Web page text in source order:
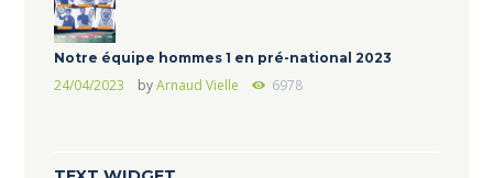
Notre équipe hommes 1 en pré-national 2023
24/04/2023 byArnaud Vielle 6978